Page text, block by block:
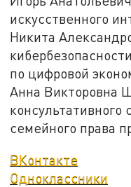
искусственного
Никита
по цифровой
Анна Викторовна
консультативного
семейного права
ВКонтакте
Одноклассники